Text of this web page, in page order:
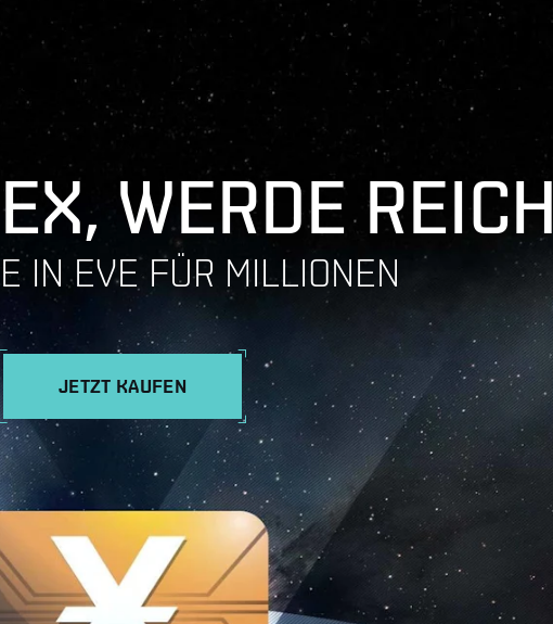
WERDE REICH
IN EVE FÜR MILLIONEN
JETZT KAUFEN